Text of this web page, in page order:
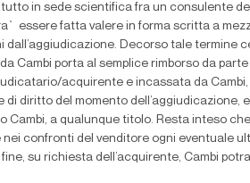
in sede scientifica fra un consulente
essere fatta valere in forma scritta a
Decorso tale termine
Cambi porta al semplice rimborso da parte
acquirente e incassata da
diritto del momento dell’aggiudicazione,
Cambi, a qualunque titolo. Resta inteso che
confronti del venditore ogni eventuale
su richiesta dell’acquirente, Cambi